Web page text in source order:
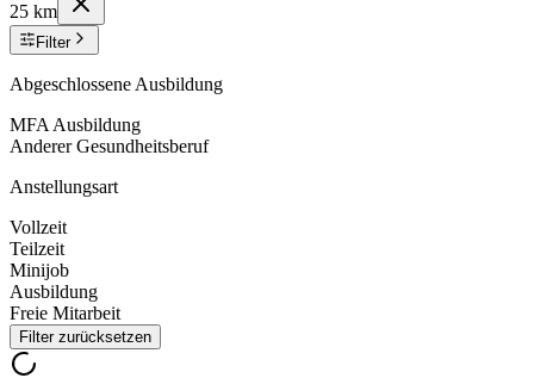
25 km
Filter
Abgeschlossene Ausbildung
MFA Ausbildung
Anderer Gesundheitsberuf
Anstellungsart
Vollzeit
Teilzeit
Minijob
Ausbildung
Freie Mitarbeit
Filter zurücksetzen